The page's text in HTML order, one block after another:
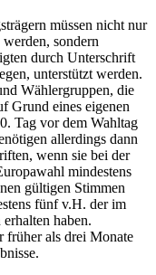
müssen nicht nur
sondern
durch Unterschrift
unterstützt werden.
Wählergruppen, die
Grund eines eigenen
Tag vor dem Wahltag
allerdings dann
wenn sie bei der
mindestens
gültigen Stimmen
fünf v.H. der im
haben.
früher als drei Monate